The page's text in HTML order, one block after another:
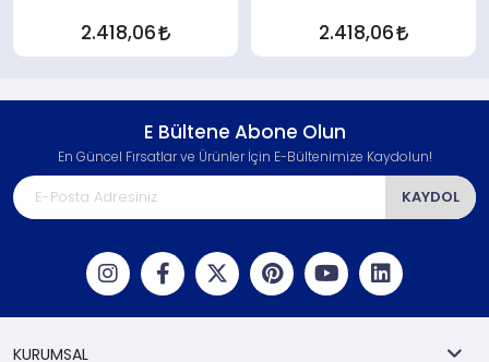
2.418,06 2.418,06
E Bültene Abone Olun
En Güncel Fırsatlar ve Ürünler İçin E-Bültenimize Kaydolun!
KAYDOL
KURUMSAL